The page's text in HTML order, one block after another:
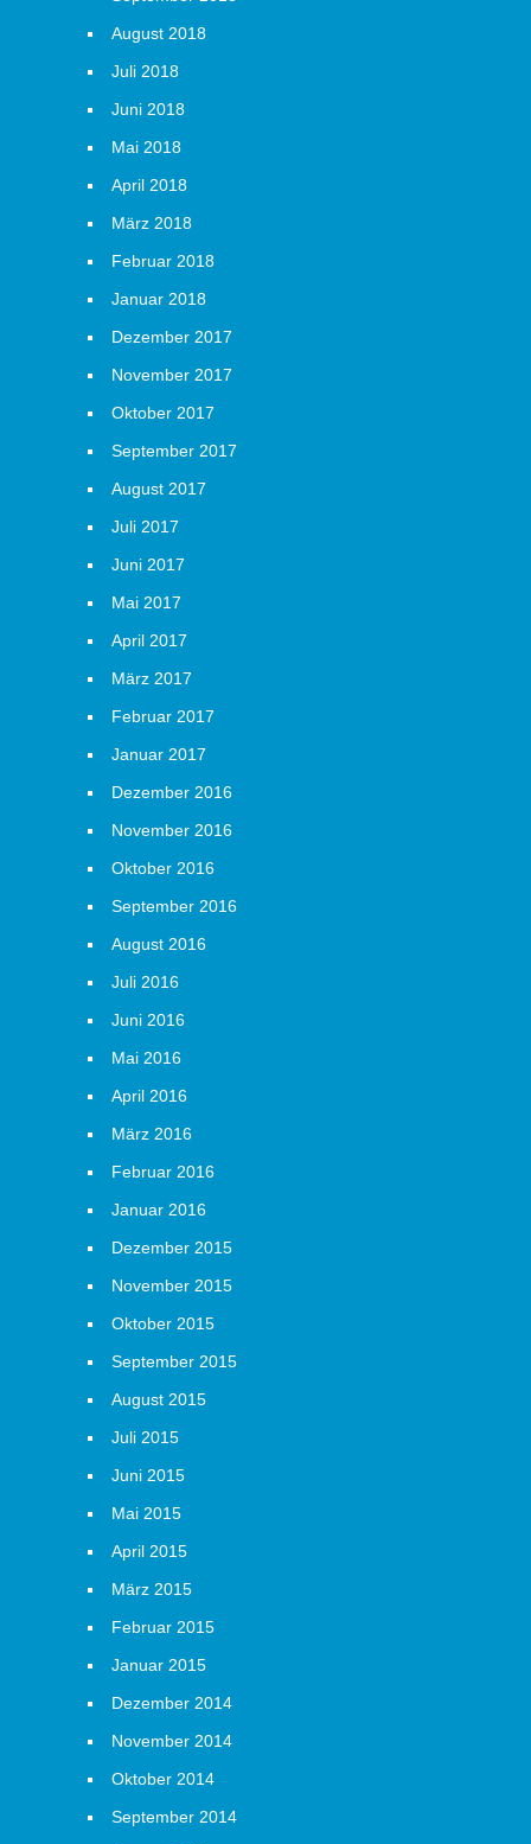
August 2018
Juli 2018
Juni 2018
Mai 2018
April 2018
März 2018
Februar 2018
Januar 2018
Dezember 2017
November 2017
Oktober 2017
September 2017
August 2017
Juli 2017
Juni 2017
Mai 2017
April 2017
März 2017
Februar 2017
Januar 2017
Dezember 2016
November 2016
Oktober 2016
September 2016
August 2016
Juli 2016
Juni 2016
Mai 2016
April 2016
März 2016
Februar 2016
Januar 2016
Dezember 2015
November 2015
Oktober 2015
September 2015
August 2015
Juli 2015
Juni 2015
Mai 2015
April 2015
März 2015
Februar 2015
Januar 2015
Dezember 2014
November 2014
Oktober 2014
September 2014